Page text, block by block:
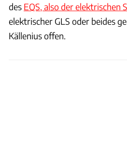
des EQS, also der elektrischen
elektrischer GLS oder beides
Källenius offen.